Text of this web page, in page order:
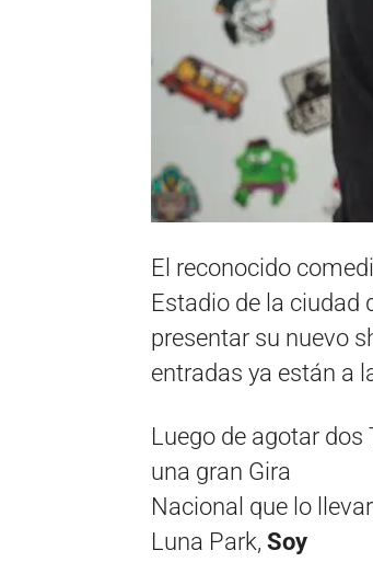
El reconocido
Estadio de la ciudad
presentar su nuevo
entradas ya están a
Luego de agotar dos
una gran Gira
Nacional que lo
Luna Park, Soy